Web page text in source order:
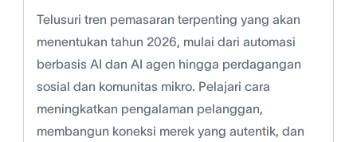
Telusuri tren pemasaran terpenting yang akan
menentukan tahun 2026, mulai dari automasi
berbasis AI dan AI agen hingga perdagangan
sosial dan komunitas mikro. Pelajari cara
meningkatkan pengalaman pelanggan,
membangun koneksi merek yang autentik, dan